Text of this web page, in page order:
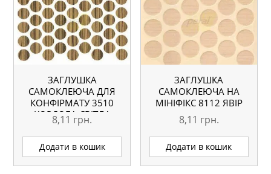
ЗАГЛУШКА
САМОКЛЕЮЧА ДЛЯ
КОНФІРМАТУ 3510
КОРДОБА СВІТЛА
8,11 грн.
Додати в кошик
ЗАГЛУШКА
САМОКЛЕЮЧА НА
МІНІФІКС 8112 ЯВІР
8,11 грн.
Додати в кошик